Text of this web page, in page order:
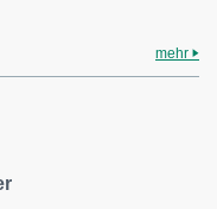
mehr